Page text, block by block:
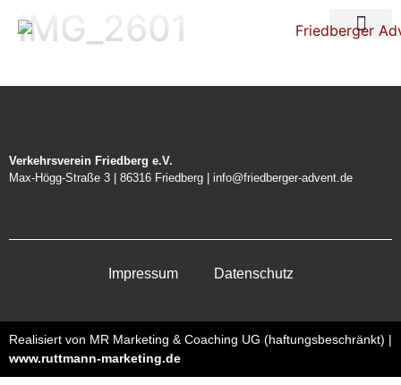
IMG_2601
Verkehrsverein Friedberg e.V.
Max-Högg-Straße 3 | 86316 Friedberg | info@friedberger-advent.de
Impressum Datenschutz
Realisiert von MR Marketing & Coaching UG (haftungsbeschränkt) |
www.ruttmann-marketing.de